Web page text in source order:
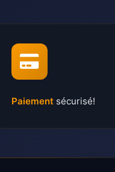
Paiement sécurisé!